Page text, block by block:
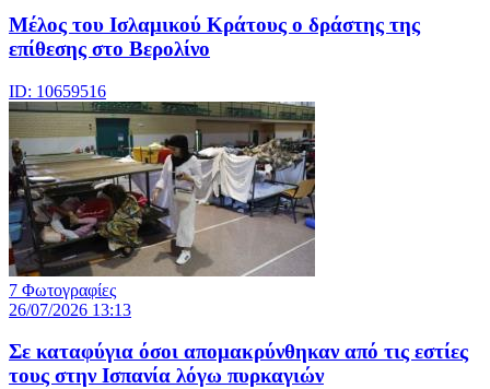
Μέλος του Ισλαμικού Κράτους o δράστης της
επίθεσης στο Βερολίνο
ID: 10659516
7 Φωτογραφίες
26/07/2026 13:13
Σε καταφύγια όσοι απομακρύνθηκαν από τις εστίες
τους στην Ισπανία λόγω πυρκαγιών